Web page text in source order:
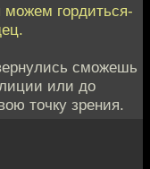
гордиться-
сможешь
или до
точку зрения.